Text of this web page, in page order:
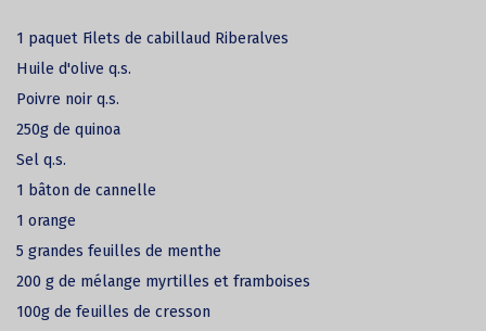
1 paquet Filets de cabillaud Riberalves
Huile d'olive q.s.
Poivre noir q.s.
250g de quinoa
Sel q.s.
1 bâton de cannelle
1 orange
5 grandes feuilles de menthe
200 g de mélange myrtilles et framboises
100g de feuilles de cresson